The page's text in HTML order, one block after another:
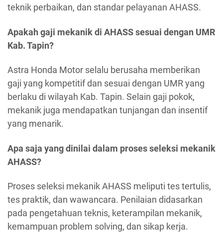
teknik perbaikan, dan standar pelayanan AHASS.
Apakah gaji mekanik di AHASS sesuai dengan UMR
Kab. Tapin?
Astra Honda Motor selalu berusaha memberikan
gaji yang kompetitif dan sesuai dengan UMR yang
berlaku di wilayah Kab. Tapin. Selain gaji pokok,
mekanik juga mendapatkan tunjangan dan insentif
yang menarik.
Apa saja yang dinilai dalam proses seleksi mekanik
AHASS?
Proses seleksi mekanik AHASS meliputi tes tertulis,
tes praktik, dan wawancara. Penilaian didasarkan
pada pengetahuan teknis, keterampilan mekanik,
kemampuan problem solving, dan sikap kerja.